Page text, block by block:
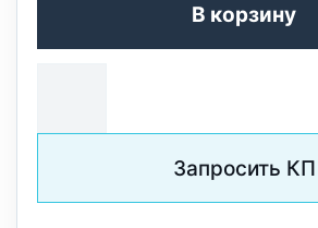
В корзину
Запросить КП